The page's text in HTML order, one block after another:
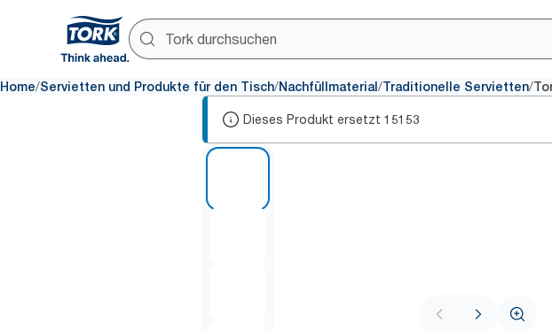
Home/Servietten und Produkte für den Tisch/Nachfüllmaterial/Traditionelle Servietten/
Dieses Produkt ersetzt 15153